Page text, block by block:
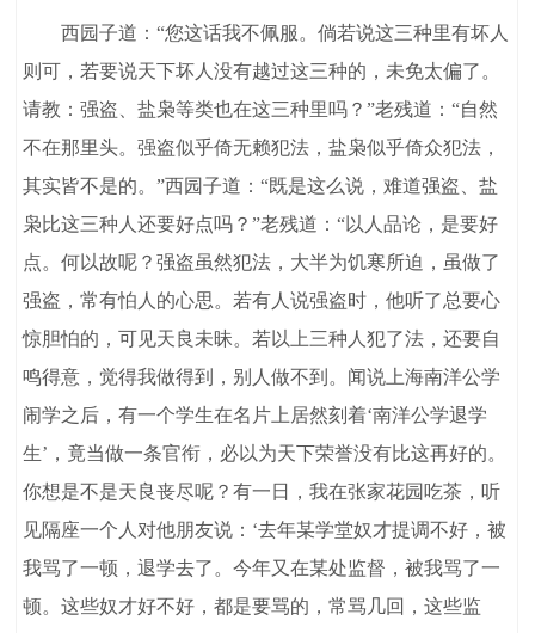
西园子道：“您这话我不佩服。倘若说这三种里有坏人
则可，若要说天下坏人没有越过这三种的，未免太偏了。
请教：强盗、盐枭等类也在这三种里吗？”老残道：“自然
不在那里头。强盗似乎倚无赖犯法，盐枭似乎倚众犯法，
其实皆不是的。”西园子道：“既是这么说，难道强盗、盐
枭比这三种人还要好点吗？”老残道：“以人品论，是要好
点。何以故呢？强盗虽然犯法，大半为饥寒所迫，虽做了
强盗，常有怕人的心思。若有人说强盗时，他听了总要心
惊胆怕的，可见天良未昧。若以上三种人犯了法，还要自
鸣得意，觉得我做得到，别人做不到。闻说上海南洋公学
闹学之后，有一个学生在名片上居然刻着‘南洋公学退学
生’，竟当做一条官衔，必以为天下荣誉没有比这再好的。
你想是不是天良丧尽呢？有一日，我在张家花园吃茶，听
见隔座一个人对他朋友说：‘去年某学堂奴才提调不好，被
我骂了一顿，退学去了。今年又在某处监督，被我骂了一
顿。这些奴才好不好，都是要骂的，常骂几回，这些监